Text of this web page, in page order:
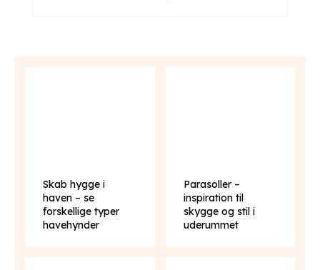
Skab hygge i
haven – se
forskellige typer
havehynder
Parasoller –
inspiration til
skygge og stil i
uderummet